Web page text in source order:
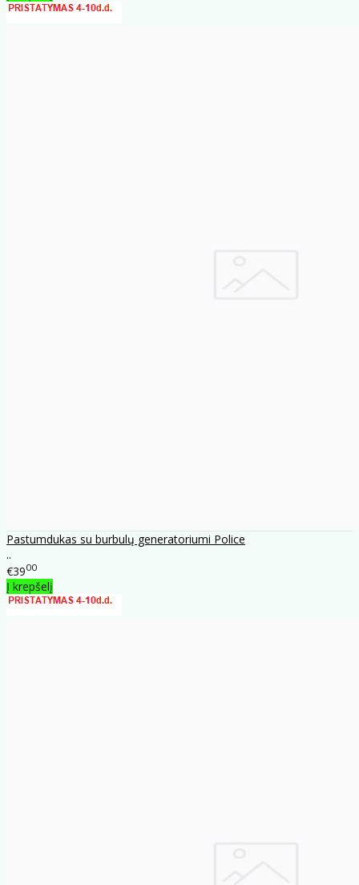
Pastumdukas su burbulų generatoriumi Police
..
€3900
Į krepšelį